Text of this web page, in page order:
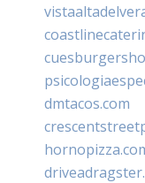
dmtacos.com